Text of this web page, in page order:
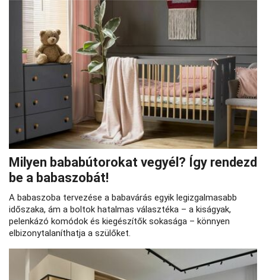
Milyen bababútorokat vegyél? Így rendezd
be a babaszobát!
A babaszoba tervezése a babavárás egyik legizgalmasabb
időszaka, ám a boltok hatalmas választéka – a kiságyak,
pelenkázó komódok és kiegészítők sokasága – könnyen
elbizonytalaníthatja a szülőket.